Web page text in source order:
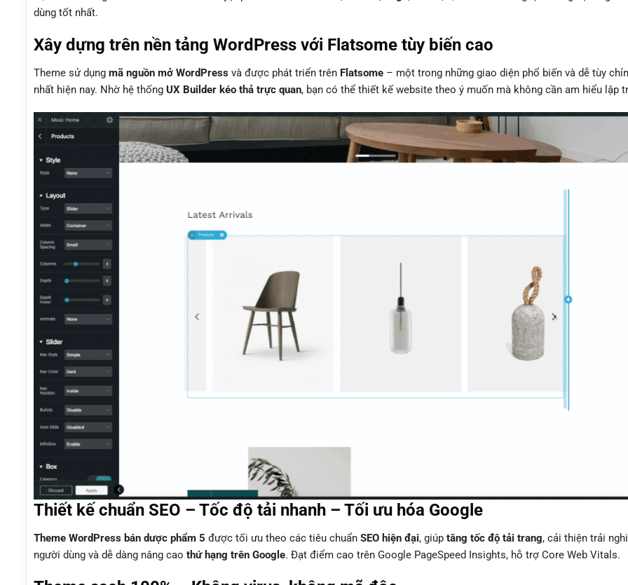
dùng tốt nhất.
Xây dựng trên nền tảng WordPress với Flatsome tùy biến cao
Theme sử dụng mã nguồn mở WordPress và được phát triển trên Flatsome – một trong những giao diện phổ biến và dễ tùy
nhất hiện nay. Nhờ hệ thống UX Builder kéo thả trực quan, bạn có thể thiết kế website theo ý muốn mà không cần am hiểu lập
Thiết kế chuẩn SEO – Tốc độ tải nhanh – Tối ưu hóa Google
Theme WordPress bán dược phẩm 5 được tối ưu theo các tiêu chuẩn SEO hiện đại, giúp tăng tốc độ tải trang, cải thiện trải
người dùng và dễ dàng nâng cao thứ hạng trên Google. Đạt điểm cao trên Google PageSpeed Insights, hỗ trợ Core Web Vitals.